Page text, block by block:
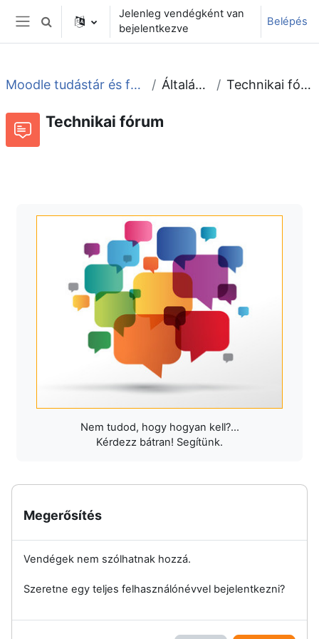
Tovább a fő tartalomhoz
Oldalpanel
Keresési bemeneti adatok váltása
Jelenleg vendégként van
bejelentkezve
Belépés
Moodle tudástár és fórum Általános Technikai fórum
Technikai fórum
Nem tudod, hogy hogyan kell?...
Kérdezz bátran! Segítünk.
Megerősítés
Vendégek nem szólhatnak hozzá.
Szeretne egy teljes felhasználónévvel bejelentkezni?